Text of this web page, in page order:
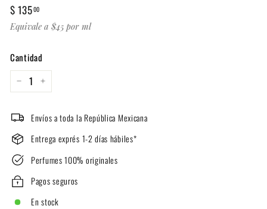
Precio
habitual
$ 13500$
135.00
Equivale a $45 por ml
Cantidad
+
Envíos a toda la República Mexicana
Entrega exprés 1-2 días hábiles*
Perfumes 100% originales
Pagos seguros
En stock